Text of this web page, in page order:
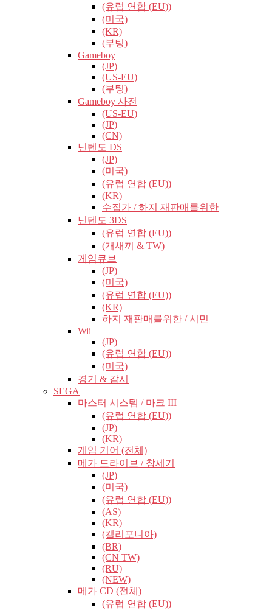
(유럽​​ 연합 (EU))
(미국)
(KR)
(부팅)
Gameboy
(JP)
(US-EU)
(부팅)
Gameboy 사전
(US-EU)
(JP)
(CN)
닌텐도 DS
(JP)
(미국)
(유럽​​ 연합 (EU))
(KR)
수집가 / 하지 재판매를위한
닌텐도 3DS
(유럽​​ 연합 (EU))
(개새끼 & TW)
게임큐브
(JP)
(미국)
(유럽​​ 연합 (EU))
(KR)
하지 재판매를위한 / 시민
Wii
(JP)
(유럽​​ 연합 (EU))
(미국)
경기 & 감시
SEGA
마스터 시스템 / 마크 III
(유럽​​ 연합 (EU))
(JP)
(KR)
게임 기어 (전체)
메가 드라이브 / 창세기
(JP)
(미국)
(유럽​​ 연합 (EU))
(AS)
(KR)
(캘리포니아)
(BR)
(CN TW)
(RU)
(NEW)
메가 CD (전체)
(유럽​​ 연합 (EU))